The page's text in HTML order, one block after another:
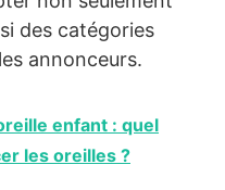
des catégories
annonceurs.
enfant : quel
les oreilles ?